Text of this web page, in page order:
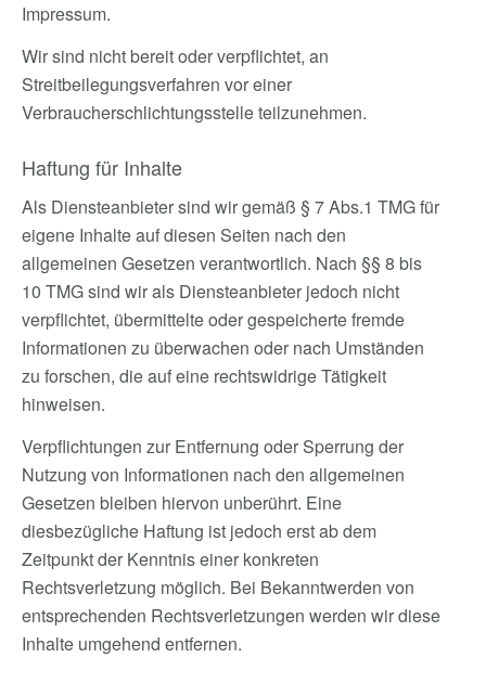
Impressum.
Wir sind nicht bereit oder verpflichtet, an
Streitbeilegungsverfahren vor einer
Verbraucherschlichtungsstelle teilzunehmen.
Haftung für Inhalte
Als Diensteanbieter sind wir gemäß § 7 Abs.1 TMG für
eigene Inhalte auf diesen Seiten nach den
allgemeinen Gesetzen verantwortlich. Nach §§ 8 bis
10 TMG sind wir als Diensteanbieter jedoch nicht
verpflichtet, übermittelte oder gespeicherte fremde
Informationen zu überwachen oder nach Umständen
zu forschen, die auf eine rechtswidrige Tätigkeit
hinweisen.
Verpflichtungen zur Entfernung oder Sperrung der
Nutzung von Informationen nach den allgemeinen
Gesetzen bleiben hiervon unberührt. Eine
diesbezügliche Haftung ist jedoch erst ab dem
Zeitpunkt der Kenntnis einer konkreten
Rechtsverletzung möglich. Bei Bekanntwerden von
entsprechenden Rechtsverletzungen werden wir diese
Inhalte umgehend entfernen.